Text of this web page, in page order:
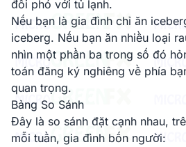
đối phó với tủ lạnh.
Nếu bạn là gia đình chỉ ăn
iceberg. Nếu bạn ăn nhiều loại
nhìn một phần ba trong số đó
toán đăng ký nghiêng về phía
quan trọng.
Bảng So Sánh
Đây là so sánh đặt cạnh nhau,
mỗi tuần, gia đình bốn người: